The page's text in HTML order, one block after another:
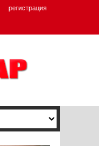
регистрация